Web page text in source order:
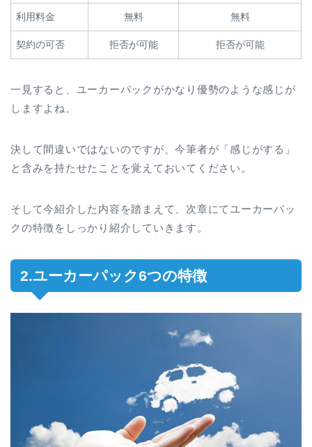
利用料金 無料 無料
契約の可否 拒否が可能 拒否が可能
一見すると、ユーカーパックがかなり優勢のような感じが
しますよね。
決して間違いではないのですが、今筆者が「感じがする」
と含みを持たせたことを覚えておいてください。
そして今紹介した内容を踏まえて、次章にてユーカーパッ
クの特徴をしっかり紹介していきます。
2.ユーカーパック6つの特徴